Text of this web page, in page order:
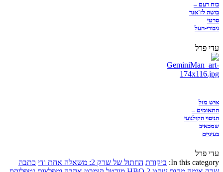
כוח רעם –
בושה לז'אנר
סרטי
גיבורי-העל
עדי פרל
איש מזל
התאומים –
הניסוי הקולנועי
שמכאיב
בעיניים
עדי פרל
In this category: ביקורת החתול של שרק 2: משאלה אחת ודי
כתבה